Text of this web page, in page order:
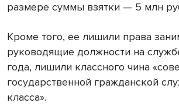
размере суммы взятки — 5 млн
Кроме того, ее лишили права
руководящие должности на
года, лишили классного чина
государственной гражданской
класса».